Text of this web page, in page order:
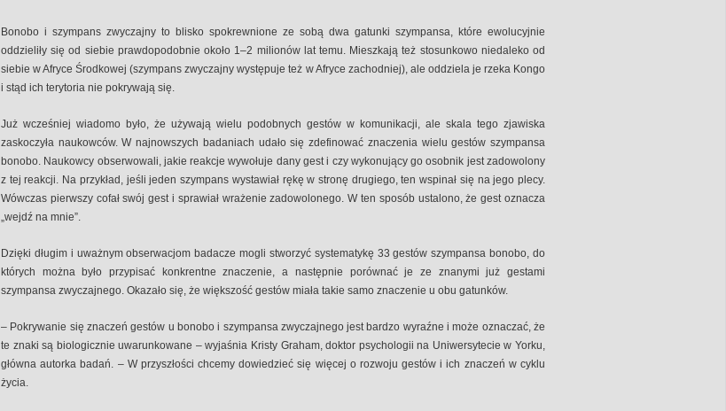
Bonobo i szympans zwyczajny to blisko spokrewnione ze sobą dwa gatunki szympansa, które ewolucyjnie
oddzieliły się od siebie prawdopodobnie około 1–2 milionów lat temu. Mieszkają też stosunkowo niedaleko od
siebie w Afryce Środkowej (szympans zwyczajny występuje też w Afryce zachodniej), ale oddziela je rzeka Kongo
i stąd ich terytoria nie pokrywają się.
Już wcześniej wiadomo było, że używają wielu podobnych gestów w komunikacji, ale skala tego zjawiska
zaskoczyła naukowców. W najnowszych badaniach udało się zdefinować znaczenia wielu gestów szympansa
bonobo. Naukowcy obserwowali, jakie reakcje wywołuje dany gest i czy wykonujący go osobnik jest zadowolony
z tej reakcji. Na przykład, jeśli jeden szympans wystawiał rękę w stronę drugiego, ten wspinał się na jego plecy.
Wówczas pierwszy cofał swój gest i sprawiał wrażenie zadowolonego. W ten sposób ustalono, że gest oznacza
„wejdź na mnie”.
Dzięki długim i uważnym obserwacjom badacze mogli stworzyć systematykę 33 gestów szympansa bonobo, do
których można było przypisać konkrentne znaczenie, a następnie porównać je ze znanymi już gestami
szympansa zwyczajnego. Okazało się, że większość gestów miała takie samo znaczenie u obu gatunków.
– Pokrywanie się znaczeń gestów u bonobo i szympansa zwyczajnego jest bardzo wyraźne i może oznaczać, że
te znaki są biologicznie uwarunkowane – wyjaśnia Kristy Graham, doktor psychologii na Uniwersytecie w Yorku,
główna autorka badań. – W przyszłości chcemy dowiedzieć się więcej o rozwoju gestów i ich znaczeń w cyklu
życia.